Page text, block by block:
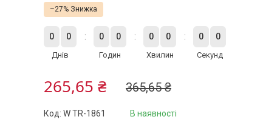
–27%
0 0
Днів
0 0
Годин
0 0
Хвилин
0 0
Секунд
365,65 ₴
265,65 ₴
В наявності
Код: W TR-1861